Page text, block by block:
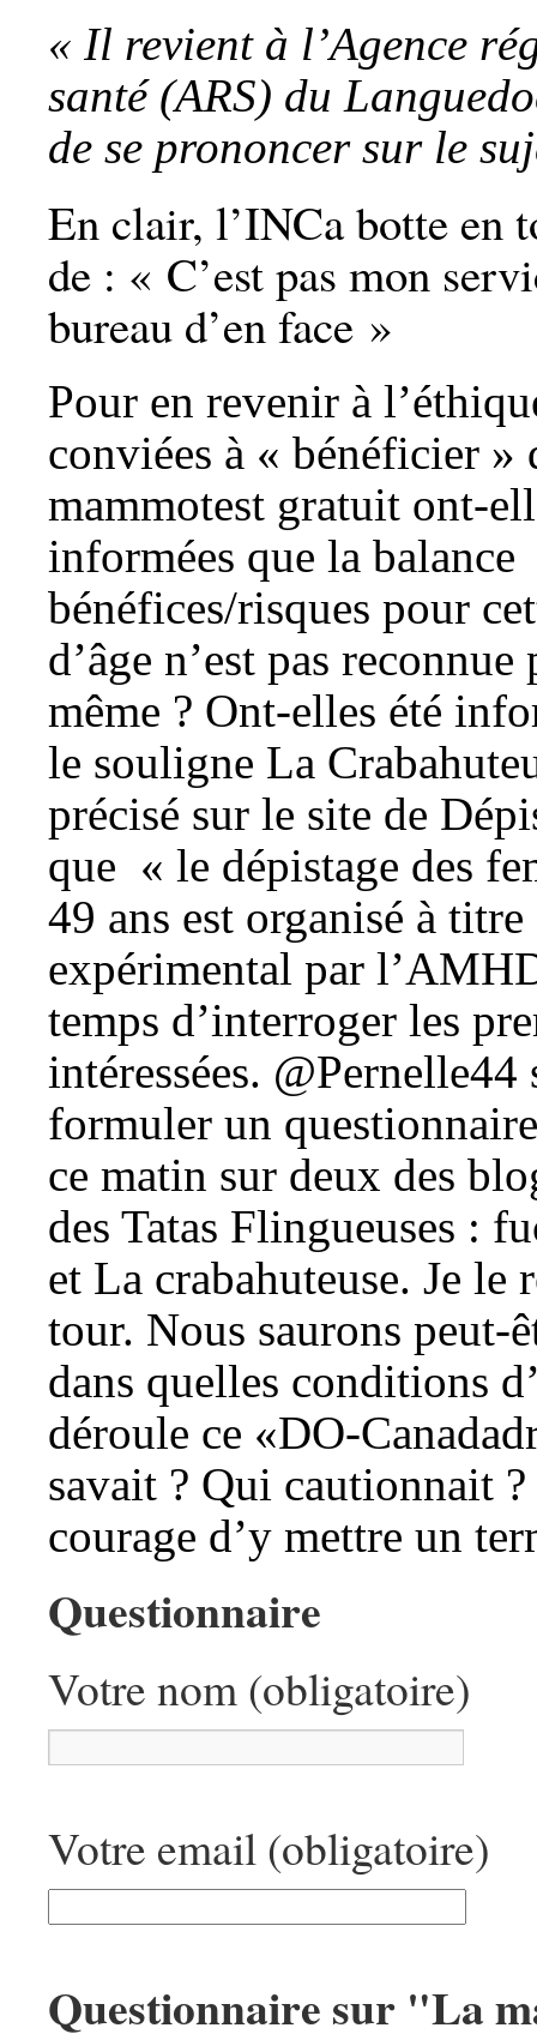
« Il revient à l’Agence
santé (ARS) du
de se prononcer sur le
En clair, l’INCa botte en
de : « C’est pas mon
bureau d’en face »
Pour en revenir à
conviées à « bénéficier »
mammotest gratuit ont-
informées que la balance
bénéfices/risques pour
d’âge n’est pas
même ? Ont-elles été
le souligne La
précisé sur le site de
que « le dépistage des
49 ans est organisé à titre
expérimental par
temps d’interroger les
intéressées. @Pernelle44
formuler un
ce matin sur deux des
des Tatas Flingueuses :
et La crabahuteuse. Je le
tour. Nous saurons peut-
dans quelles conditions
déroule ce «DO-
savait ? Qui cautionnait
courage d’y mettre un
Questionnaire
Votre nom (obligatoire)
Votre email (obligatoire)
Questionnaire sur "La